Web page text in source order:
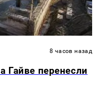
8 часов назад
Гайве перенесли